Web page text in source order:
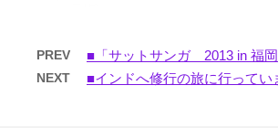
PREV ■「サットサンガ 2013 in 福
NEXT ■インドへ修行の旅に行ってい